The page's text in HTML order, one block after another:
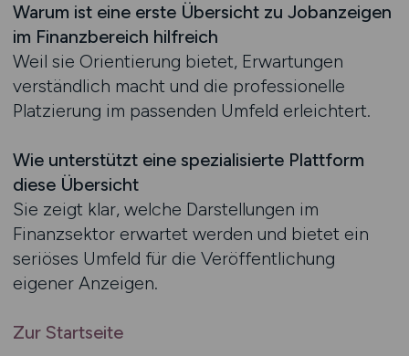
Warum ist eine erste Übersicht zu Jobanzeigen
im Finanzbereich hilfreich
Weil sie Orientierung bietet, Erwartungen
verständlich macht und die professionelle
Platzierung im passenden Umfeld erleichtert.
Wie unterstützt eine spezialisierte Plattform
diese Übersicht
Sie zeigt klar, welche Darstellungen im
Finanzsektor erwartet werden und bietet ein
seriöses Umfeld für die Veröffentlichung
eigener Anzeigen.
Zur Startseite